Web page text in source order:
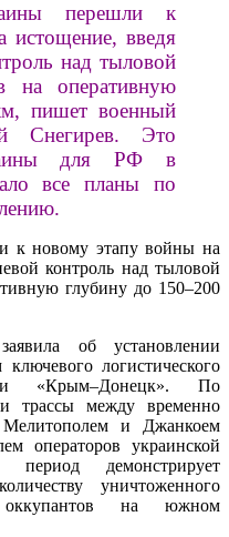
перешли к
истощение, введя
над тыловой
на оперативную
пишет военный
Снегирев. Это
для РФ в
все планы по
к новому этапу войны на
контроль над тыловой
глубину до 150–200
об установлении
логистического
«Крым–Донецк». По
трассы между временно
Мелитополем и Джанкоем
операторов украинской
демонстрирует
уничтоженного
оккупантов на южном